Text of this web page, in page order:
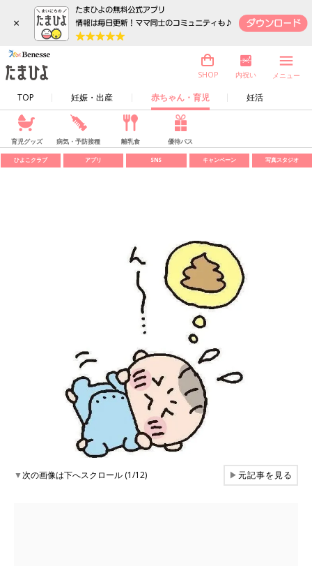
×
TOP 妊娠・出産 赤ちゃん・育児 妊活
SHOP 内祝い メニュー
育児グッズ 病気・予防接種 離乳食 優待パス
ひよこクラブ アプリ SNS キャンペーン 写真スタジオ
▼次の画像は下へスクロール (1/12) ▶元記事を見る